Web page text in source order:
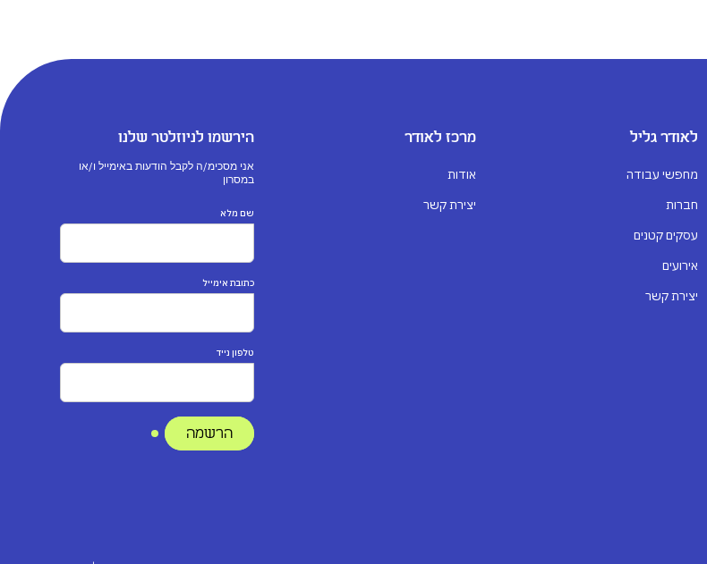
לאודר גליל
מחפשי עבודה
חברות
עסקים קטנים
אירועים
יצירת קשר
מרכז לאודר
אודות
יצירת קשר
הירשמו לניוזלטר שלנו
אני מסכימ/ה לקבל הודעות באימייל ו/או
במסרון
שם מלא
כתובת אימייל
טלפון נייד